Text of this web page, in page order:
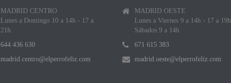
MADRID CENTRO
Lunes a Domingo 10 a 14h - 17 a
21h
644 436 630
madrid.centro@elperrofeliz.com
MADRID OESTE
Lunes a Viernes 9 a 14h - 17 a 19h
Sábados 9 a 14h
671 615 383
madrid.oeste@elperrofeliz.com